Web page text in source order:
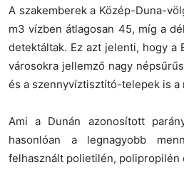
A szakemberek a Közép-Duna-
m3 vízben átlagosan 45, míg a
detektáltak. Ez azt jelenti, hogy a
városokra jellemző nagy
és a szennyvíztisztító-telepek is
Ami a Dunán azonosított
hasonlóan a legnagyobb
felhasznált polietilén,